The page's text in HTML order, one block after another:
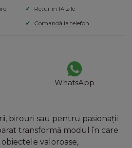
birouri sau pentru pasionații
transformă modul în care
valoroase,
Retur în 14 zile
Comandă la telefon
WhatsApp